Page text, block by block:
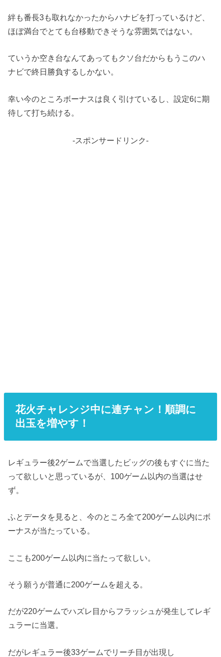
絆も番長3も取れなかったからハナビを打っているけど、
ほぼ満台でとても台移動できそうな雰囲気ではない。
ていうか空き台なんてあってもクソ台だからもうこのハ
ナビで終日勝負するしかない。
幸い今のところボーナスは良く引けているし、設定6に期
待して打ち続ける。
-スポンサードリンク-
花火チャレンジ中に連チャン！順調に
出玉を増やす！
レギュラー後2ゲームで当選したビッグの後もすぐに当た
って欲しいと思っているが、100ゲーム以内の当選はせ
ず。
ふとデータを見ると、今のところ全て200ゲーム以内にボ
ーナスが当たっている。
ここも200ゲーム以内に当たって欲しい。
そう願うが普通に200ゲームを超える。
だが220ゲームでハズレ目からフラッシュが発生してレギ
ュラーに当選。
だがレギュラー後33ゲームでリーチ目が出現し